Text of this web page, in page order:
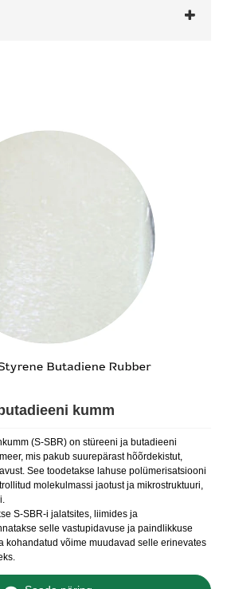
kumm
(S-SBR) on stüreeni ja butadieeni
mis pakub suurepärast hõõrdekistut,
See toodetakse lahuse polümerisatsiooni
molekulmassi jaotust ja mikrostruktuuri,
S-SBR-i jalatsites, liimides ja
selle vastupidavuse ja paindlikkuse
kohandatud võime muudavad selle erinevates